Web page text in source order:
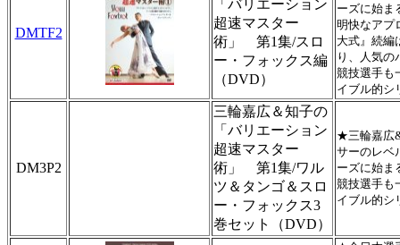
DMTF2
「バリエーション
超速マスター
術」 第1集/スロ
ー・フォックス編
（DVD）
ーズに始ま
明快なアプ
大式』続編
り、人気の
競技選手も
イブル的シ
DM3P2
三輪嘉広＆知子の
「バリエーション
超速マスター
術」 第1集/ワル
ツ＆タンゴ＆スロ
ー・フォックス3
巻セット（DVD）
★三輪嘉広
サーのレベ
ーズに始ま
競技選手も
イブル的シ